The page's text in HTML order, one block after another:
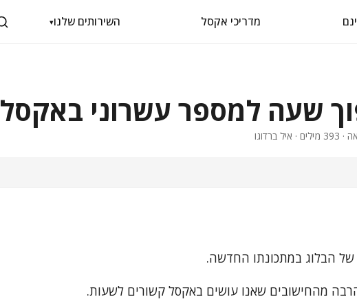
מדריכי אקסל השירותים שלנו▾
שעה למספר עשרוני באקסל
של הבלוג במתכונתו החדשה.
הרבה מהחישובים שאנו עושים באקסל קשורים לשעות.